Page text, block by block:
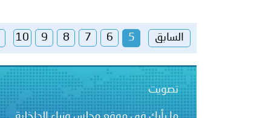
السابق 5
6
7
8
9
10
تصويت